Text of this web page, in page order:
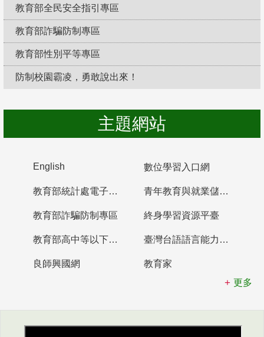
教育部全民安全指引專區
教育部詐騙防制專區
教育部性別平等專區
防制校園霸凌，勇敢說出來！
主題網站
English 數位學習入口網
教育部統計處電子書櫃 青年教育與就業儲蓄帳戶
教育部詐騙防制專區 終身學習資源平臺
教育部高中等以下學校及幼兒園教師資格檢定考試 臺灣台語語言能力認證網站
良師興國網
教育家
更多